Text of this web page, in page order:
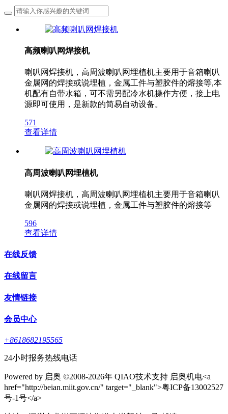
高频喇叭网焊接机
喇叭网焊接机，高周波喇叭网埋植机主要用于音箱喇叭
金属网的焊接或说埋植，金属工件与塑胶件的熔接等,本
机配有自带水箱，可不需另配冷水机操作方便，接上电
源即可使用，是新款的简易自动设备。
571
查看详情
高周波喇叭网埋植机
喇叭网焊接机，高周波喇叭网埋植机主要用于音箱喇叭
金属网的焊接或说埋植，金属工件与塑胶件的熔接等
596
查看详情
在线反馈
在线留言
友情链接
会员中心
+8618682195565
24小时报务热线电话
Powered by 启奥 ©2008-2026年 QIAO技术支持 启奥机电<a
href="http://beian.miit.gov.cn/" target="_blank">粤ICP备13002527
号-1号</a>